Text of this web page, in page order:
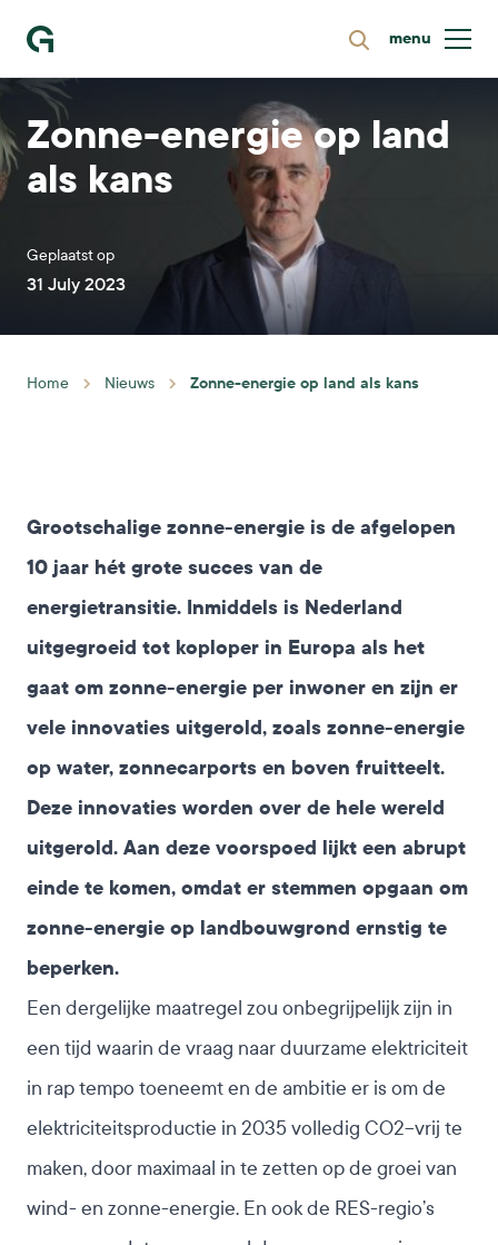
Zoeken
menu
Zonne-energie op land
als kans
Geplaatst op
31 July 2023
Home Nieuws Zonne-energie op land als kans
Grootschalige zonne-energie is de afgelopen
10 jaar hét grote succes van de
energietransitie. Inmiddels is Nederland
uitgegroeid tot koploper in Europa als het
gaat om zonne-energie per inwoner en zijn er
vele innovaties uitgerold, zoals zonne-energie
op water, zonnecarports en boven fruitteelt.
Deze innovaties worden over de hele wereld
uitgerold. Aan deze voorspoed lijkt een abrupt
einde te komen, omdat er stemmen opgaan om
zonne-energie op landbouwgrond ernstig te
beperken.
Een dergelijke maatregel zou onbegrijpelijk zijn in
een tijd waarin de vraag naar duurzame elektriciteit
in rap tempo toeneemt en de ambitie er is om de
elektriciteitsproductie in 2035 volledig CO2−vrij te
maken, door maximaal in te zetten op de groei van
wind- en zonne-energie. En ook de RES-regio’s